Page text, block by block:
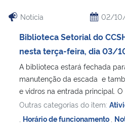
Notícia 02/
Biblioteca Setorial do
nesta terça-feira, dia 03/
A biblioteca estará fechada
manutenção da escada e
e vidros na entrada principal. O
Outras categorias do item:
Horário de funcionamento